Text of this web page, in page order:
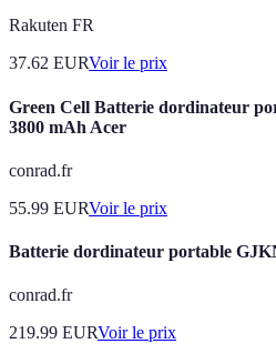
Rakuten FR
37.62 EURVoir le prix
Green Cell Batterie dordinateur
3800 mAh Acer
conrad.fr
55.99 EURVoir le prix
Batterie dordinateur portable
conrad.fr
219.99 EURVoir le prix